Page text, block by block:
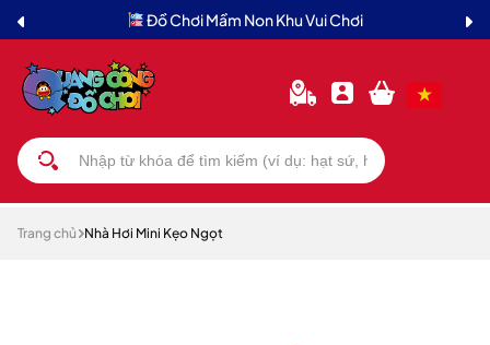
Đồ Chơi Mầm Non Khu Vui Chơi
Trang chủ Nhà Hơi Mini Kẹo Ngọt